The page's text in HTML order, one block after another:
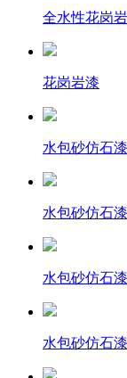
全水性花岗
花岗岩漆
水包砂仿石
水包砂仿石
水包砂仿石
水包砂仿石